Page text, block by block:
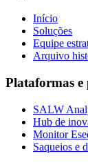
Início
Soluções
Equipe
Arquivo
Plataformas e
SALW
Hub de
Monitor
Saqueios e